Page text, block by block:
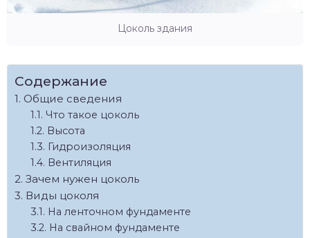
Цоколь здания
Содержание
Общие сведения
Что такое цоколь
Высота
Гидроизоляция
Вентиляция
Зачем нужен цоколь
Виды цоколя
На ленточном фундаменте
На свайном фундаменте